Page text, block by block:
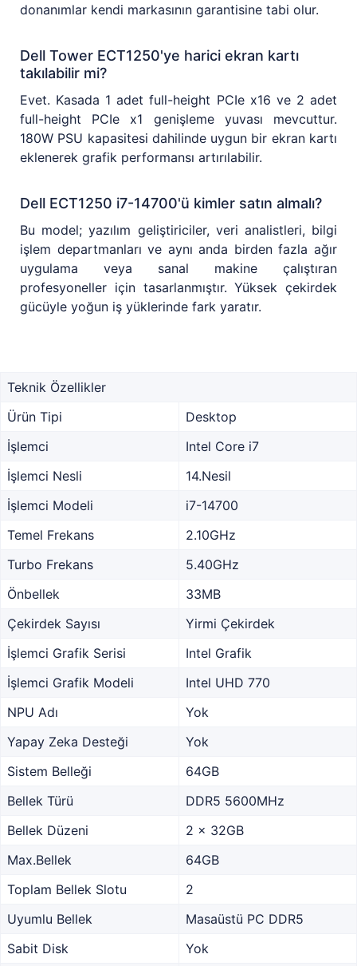
donanımlar kendi markasının garantisine tabi olur.
Dell Tower ECT1250'ye harici ekran kartı
takılabilir mi?
Evet. Kasada 1 adet full-height PCIe x16 ve 2 adet
full-height PCIe x1 genişleme yuvası mevcuttur.
180W PSU kapasitesi dahilinde uygun bir ekran kartı
eklenerek grafik performansı artırılabilir.
Dell ECT1250 i7-14700'ü kimler satın almalı?
Bu model; yazılım geliştiriciler, veri analistleri, bilgi
işlem departmanları ve aynı anda birden fazla ağır
uygulama veya sanal makine çalıştıran
profesyoneller için tasarlanmıştır. Yüksek çekirdek
gücüyle yoğun iş yüklerinde fark yaratır.
Teknik Özellikler
Ürün Tipi
Desktop
İşlemci
Intel Core i7
İşlemci Nesli
14.Nesil
İşlemci Modeli
i7-14700
Temel Frekans
2.10GHz
Turbo Frekans
5.40GHz
Önbellek
33MB
Çekirdek Sayısı
Yirmi Çekirdek
İşlemci Grafik Serisi
Intel Grafik
İşlemci Grafik Modeli
Intel UHD 770
NPU Adı
Yok
Yapay Zeka Desteği
Yok
Sistem Belleği
64GB
Bellek Türü
DDR5 5600MHz
Bellek Düzeni
2 x 32GB
Max.Bellek
64GB
Toplam Bellek Slotu
2
Uyumlu Bellek
Masaüstü PC DDR5
Sabit Disk
Yok